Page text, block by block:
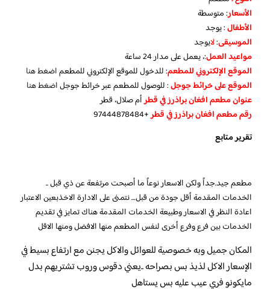
الأسعار:متوسطة
الأطفال:يوجد
الموسيقى:لايوجد
مواعيد العمل:، يعمل على مدار 24 ساعة
الموقع الإلكتروني للمطعم: للدخول للموقع الإلكتروني للمطعماضغط هنا
الموقع على خرائط جوجل: للوصول للمطعم عبر خرائط جوجلاضغط هنا
عنوان مطعم افغان براذرز في قطرأم صلال، قطر
رقم مطعم افغان براذرز في قطر+97444878484
تقرير متابع
مطعم جيد.جداً ولكن الاسعار نوعاً ما أصبحت مرتفعة عن ذي قبل ..
الخدمات المقدمة أقل جودة من قبل… نتمنى على الادارة الاخذبعين الاعتبار
اعادة النظر في الاسعار وطبيعة الخدمات المقدمة هناك تمايز في تقديم
الخدمات بين فرع وفرع أخرى لنفس المطعم منها الافضل ومنها الاقل
المكان جميل وبه خصوصية للعوائل والاكل يجنن مع ارتفاع بسيط في
الإسعار الاكل لذيذ بس بصراحه ..يعني دقوس وروب تشتريهم بدل
مايكونو فري عيب عليه بس يستاهل